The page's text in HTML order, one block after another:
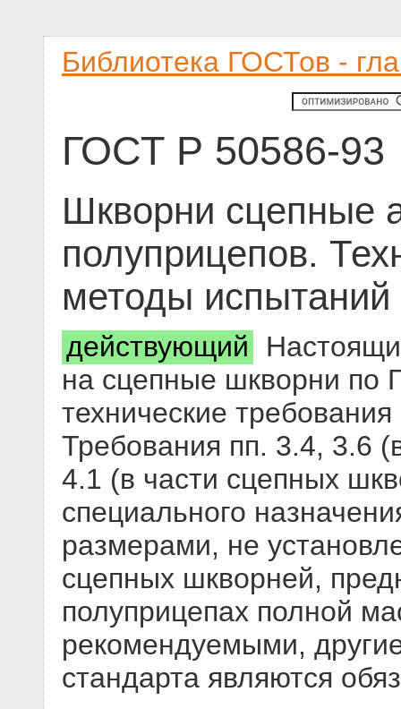
Библиотека ГОСТов -
ГОСТ Р 50586-93
Шкворни сцепные
полуприцепов.
методы испытаний
действующий
на сцепные шкворни по
технические
Требования пп. 3.4, 3.6
4.1 (в части сцепных
специального
размерами, не
сцепных шкворней,
полуприцепах полной
рекомендуемыми,
стандарта являются